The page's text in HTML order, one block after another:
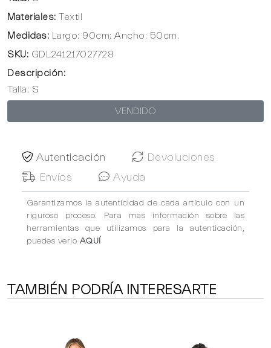
Materiales: Textil
Medidas: Largo: 90cm; Ancho: 50cm.
SKU: GDL241217027728
Descripción:
Talla: S
VENDIDO
Autenticación
Devoluciones
Envíos
Ayuda
Garantizamos la autenticidad de cada artículo con un
riguroso proceso. Para mas información sobre las
herramientas que utilizamos para la autenticación,
puedes verlo AQUÍ
TAMBIÉN PODRÍA INTERESARTE